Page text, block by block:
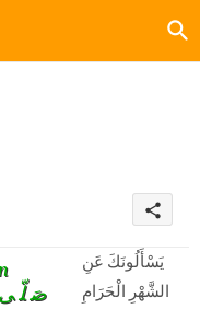
share
يَسْأَلُونَكَ عَنِ
الشَّهْرِ الْحَرَامِ